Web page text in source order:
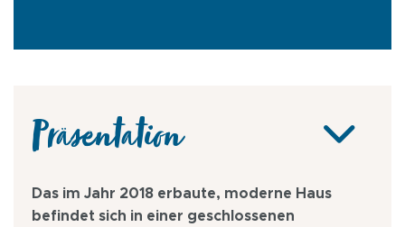
Präsentation
Das im Jahr 2018 erbaute, moderne Haus
befindet sich in einer geschlossenen